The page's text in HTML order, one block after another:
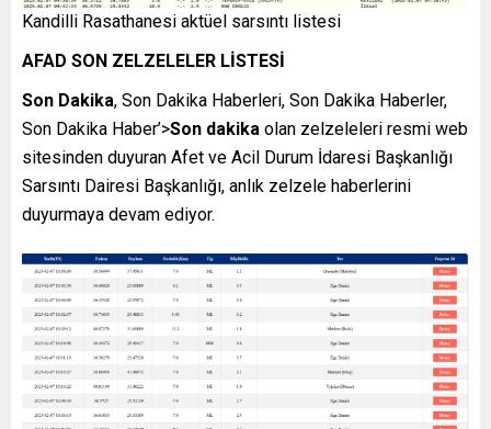
Kandilli Rasathanesi aktüel sarsıntı listesi
AFAD SON ZELZELELER LİSTESİ
Son Dakika, Son Dakika Haberleri, Son Dakika Haberler,
Son Dakika Haber’>Son dakika olan zelzeleleri resmi web
sitesinden duyuran Afet ve Acil Durum İdaresi Başkanlığı
Sarsıntı Dairesi Başkanlığı, anlık zelzele haberlerini
duyurmaya devam ediyor.